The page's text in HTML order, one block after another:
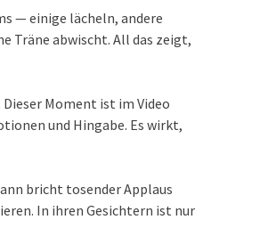
— einige lächeln, andere
Träne abwischt. All das zeigt,
Moment ist im Video
und Hingabe. Es wirkt,
bricht tosender Applaus
In ihren Gesichtern ist nur